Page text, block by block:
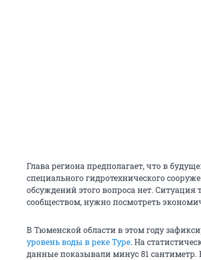
Глава региона предполагает, что в
специального гидротехнического
обсуждений этого вопроса нет.
сообществом, нужно посмотреть
В Тюменской области в этом году
уровень воды в реке Туре. На
данные показывали минус 81